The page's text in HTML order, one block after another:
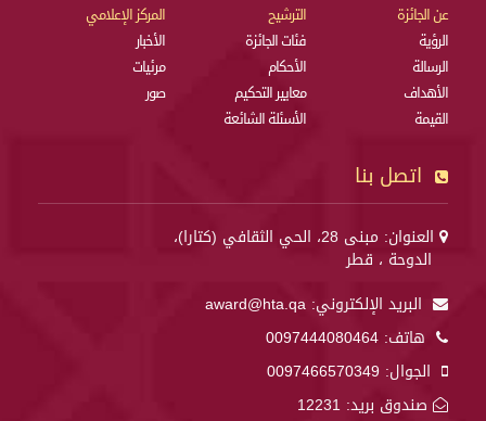
عن الجائزة
الرؤية
الرسالة
الأهداف
القيمة
الترشيح
فئات الجائزة
الأحكام
معايير التحكيم
الأسئلة الشائعة
المركز الإعلامي
الأخبار
مرئيات
صور
اتصل بنا
العنوان: مبنى 28، الحي الثقافي (كتارا)،
الدوحة ، قطر
البريد الإلكتروني: award@hta.qa
هاتف: 0097444080464
الجوال: 0097466570349
صندوق بريد: 12231